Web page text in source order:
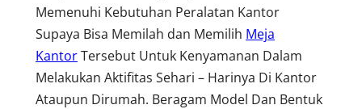
Memenuhi Kebutuhan Peralatan Kantor
Supaya Bisa Memilah dan Memilih Meja
KantorTersebut Untuk Kenyamanan Dalam
Melakukan Aktifitas Sehari – Harinya Di Kantor
Ataupun Dirumah. Beragam Model Dan Bentuk